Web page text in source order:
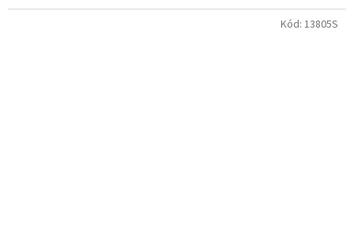
hvězdiček.
Kód: 13805S